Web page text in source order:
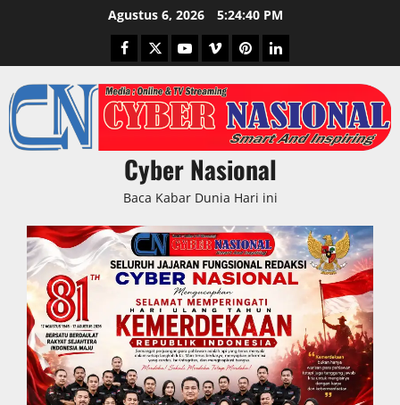
Agustus 6, 2026 5:24:41 PM
Facebook
TwitterYoutubeVimeoPinterestLinkedIn
Cyber Nasional
Baca Kabar Dunia Hari ini